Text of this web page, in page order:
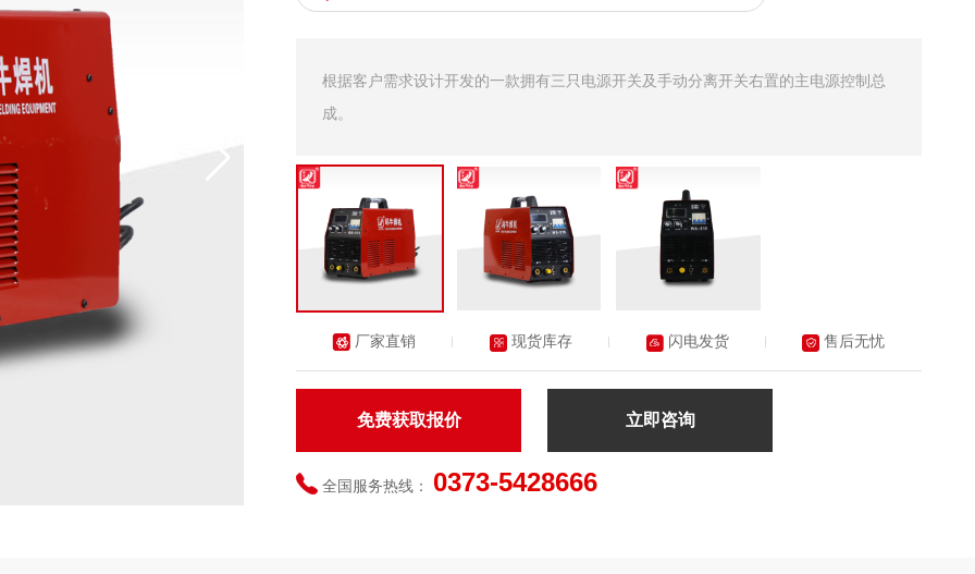
根据客户需求设计开发的一款拥有三只电源开关及手动分离开关右置的主电源控制总
成。
厂家直销 现货库存 闪电发货 售后无忧
免费获取报价 立即咨询
全国服务热线： 0373-5428666